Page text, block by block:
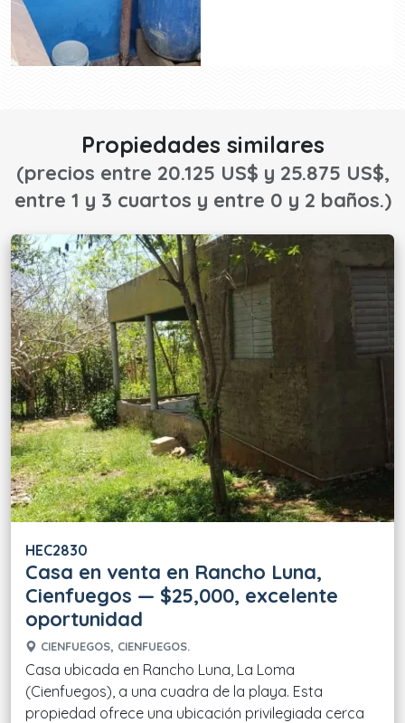
Propiedades similares
(precios entre 20.125 US$ y 25.875 US$,
entre 1 y 3 cuartos y entre 0 y 2 baños.)
HEC2830
Casa en venta en Rancho Luna,
Cienfuegos — $25,000, excelente
oportunidad
CIENFUEGOS, CIENFUEGOS.
Casa ubicada en Rancho Luna, La Loma
(Cienfuegos), a una cuadra de la playa. Esta
propiedad ofrece una ubicación privilegiada cerca